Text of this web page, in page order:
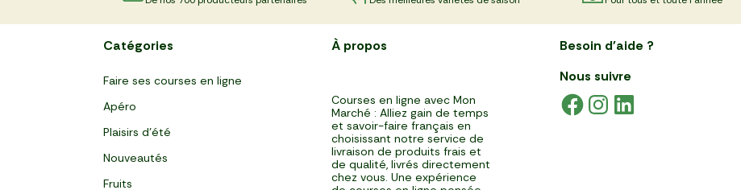
Catégories
Faire ses courses en ligne
Apéro
Plaisirs d'été
Nouveautés
Fruits
À propos
Courses en ligne avec Mon
Marché : Alliez gain de temps
et savoir-faire français en
choisissant notre service de
livraison de produits frais et
de qualité, livrés directement
chez vous. Une expérience
Besoin d'aide ?
Nous suivre